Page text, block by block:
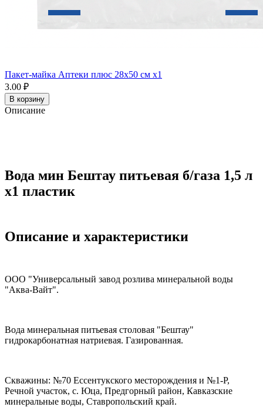
Пакет-майка Аптеки плюс 28х50 см x1
3.00 ₽
В корзину
Описание
Вода мин Бештау питьевая б/газа 1,5 л
x1 пластик
Описание и характеристики
ООО "Универсальный завод розлива минеральной воды
"Аква-Вайт".
Вода минеральная питьевая столовая "Бештау"
гидрокарбонатная натриевая. Газированная.
Скважины: №70 Ессентукского месторождения и №1-Р,
Речной участок, с. Юца, Предгорный район, Кавказские
минеральные воды, Ставропольский край.